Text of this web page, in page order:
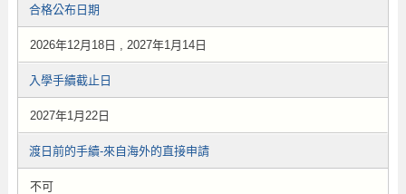
合格公布日期
2026年12月18日 , 2027年1月14日
入學手續截止日
2027年1月22日
渡日前的手續-來自海外的直接申請
不可